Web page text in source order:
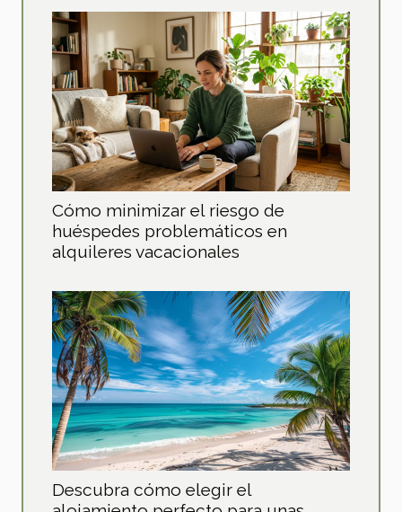
Cómo minimizar el riesgo de
huéspedes problemáticos en
alquileres vacacionales
Descubra cómo elegir el